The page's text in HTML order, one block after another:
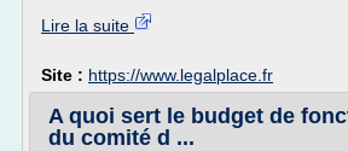
Lire la suite
Site : https://www.legalplace.fr
A quoi sert le budget de
du comité d ...